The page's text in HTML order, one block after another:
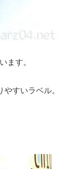
ます。
すいラベル。